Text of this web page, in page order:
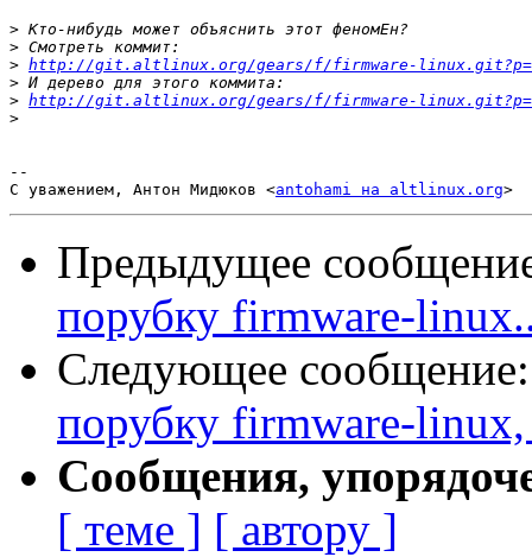
>
>
> http://git.altlinux.org/gears/f/firmware-
>
> http://git.altlinux.org/gears/f/firmware-
>
--
С уважением, Антон Мидюков <antohami на altlinux.org
Предыдущее
порубку firmware-
Следующее
порубку firmware-linux,
Сообщения,
[ теме ] [ автору ]